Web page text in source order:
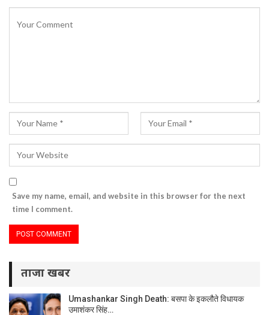
Save my name, email, and website in this browser for the next
time I comment.
ताजा खबर
Umashankar Singh Death: बसपा के इकलौते विधायक
उमाशंकर सिंह…